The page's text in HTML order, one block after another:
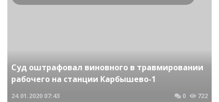
Суд оштрафовал виновного в травмировании
рабочего на станции Карбышево-1
24.01.2020 07:43 0 722